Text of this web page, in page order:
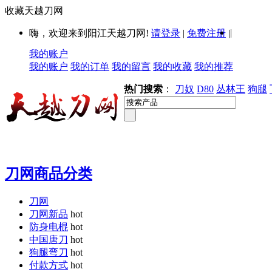
收藏天越刀网
嗨，欢迎来到阳江天越刀网! 请登录 | 免费注册 ||
我的账户
我的账户 我的订单 我的留言 我的收藏 我的推荐
热门搜索 ： 刀奴 D80 丛林王 狗腿
刀网商品分类
刀网
刀网新品 hot
防身电棍 hot
中国唐刀 hot
狗腿弯刀 hot
付款方式 hot